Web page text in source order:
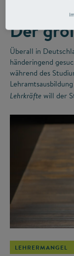
Der
Überall in
händeringend
während des
Lehrkräfte will der
LEHRERMANGEL